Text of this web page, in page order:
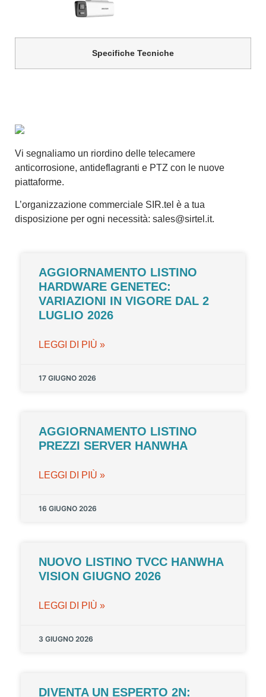
Specifiche Tecniche
Vi segnaliamo un riordino delle telecamere
anticorrosione, antideflagranti e PTZ con le nuove
piattaforme.
L’organizzazione commerciale SIR.tel è a tua
disposizione per ogni necessità: sales@sirtel.it.
AGGIORNAMENTO LISTINO
HARDWARE GENETEC:
VARIAZIONI IN VIGORE DAL 2
LUGLIO 2026
LEGGI DI PIÙ »
17 GIUGNO 2026
AGGIORNAMENTO LISTINO
PREZZI SERVER HANWHA
LEGGI DI PIÙ »
16 GIUGNO 2026
NUOVO LISTINO TVCC HANWHA
VISION GIUGNO 2026
LEGGI DI PIÙ »
3 GIUGNO 2026
DIVENTA UN ESPERTO 2N: